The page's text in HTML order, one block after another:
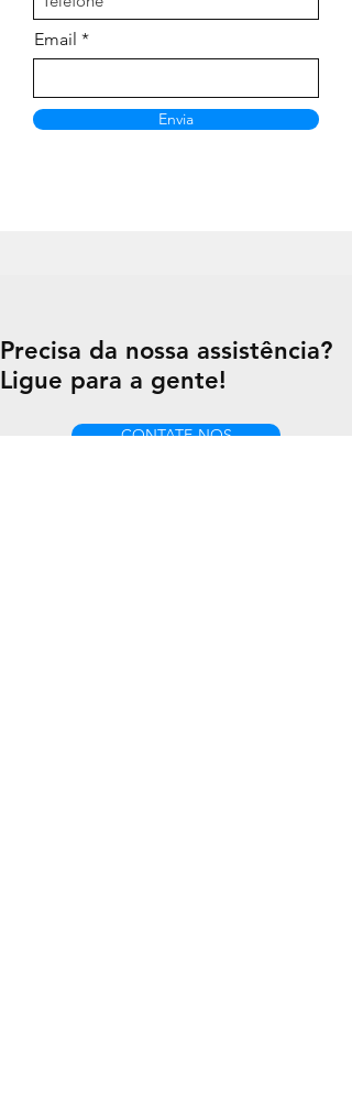
Email
Envia
Precisa da nossa assistência?
Ligue para a gente!
CONTATE-NOS